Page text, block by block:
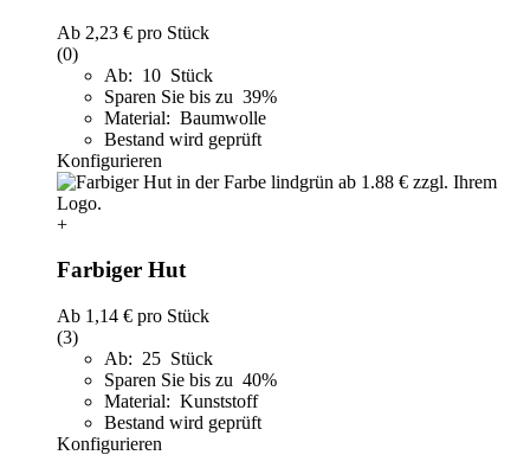
Ab 2,23 € pro Stück
(0)
Ab: 10 Stück
Sparen Sie bis zu 39%
Material: Baumwolle
Bestand wird geprüft
Konfigurieren
+
Farbiger Hut
Ab 1,14 € pro Stück
(3)
Ab: 25 Stück
Sparen Sie bis zu 40%
Material: Kunststoff
Bestand wird geprüft
Konfigurieren